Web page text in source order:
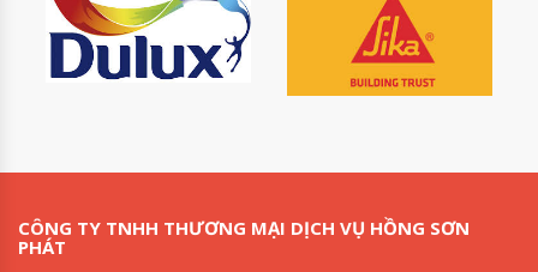
CÔNG TY TNHH THƯƠNG MẠI DỊCH VỤ HỒNG SƠN
PHÁT